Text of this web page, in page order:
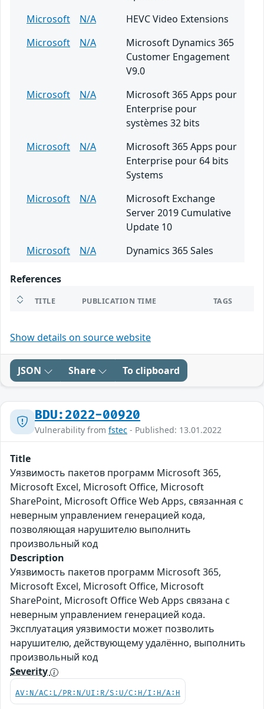
Microsoft
N/A
HEVC Video Extensions
Microsoft
N/A
Microsoft Dynamics 365
Customer Engagement
V9.0
Microsoft
N/A
Microsoft 365 Apps pour
Enterprise pour
systèmes 32 bits
Microsoft
N/A
Microsoft 365 Apps pour
Enterprise pour 64 bits
Systems
Microsoft
N/A
Microsoft Exchange
Server 2019 Cumulative
Update 10
Microsoft
N/A Dynamics 365 Sales
References
TITLE PUBLICATION TIME TAGS
Show details on source website
JSON Share To clipboard
BDU:2022-00920
Vulnerability from fstec - Published: 13.01.2022
Title
Уязвимость пакетов программ Microsoft 365,
Microsoft Excel, Microsoft Office, Microsoft
SharePoint, Microsoft Office Web Apps, связанная с
неверным управлением генерацией кода,
позволяющая нарушителю выполнить
произвольный код
Description
Уязвимость пакетов программ Microsoft 365,
Microsoft Excel, Microsoft Office, Microsoft
SharePoint, Microsoft Office Web Apps связана с
неверным управлением генерацией кода.
Эксплуатация уязвимости может позволить
нарушителю, действующему удалённо, выполнить
произвольный код
Severity
AV:N/AC:L/PR:N/UI:R/S:U/C:H/I:H/A:H